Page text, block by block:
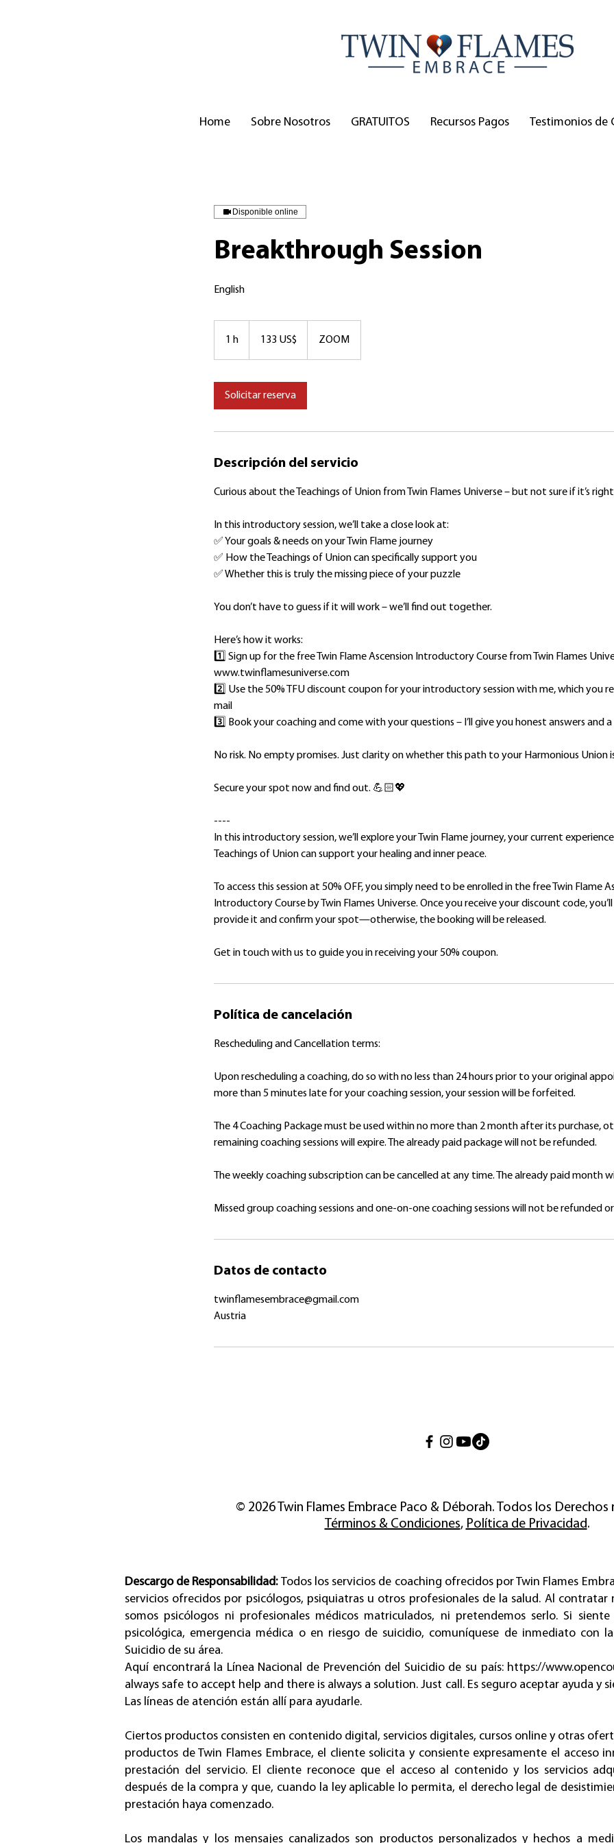
Home Sobre Nosotros GRATUITOS Recursos Pagos Testimonios de
Disponible online
Breakthrough Session
English
1 h
estadounidenses
133 US$ ZOOM
Solicitar reserva
Descripción del servicio
Curious about the Teachings of Union from Twin Flames Universe – but not sure if it’s
In this introductory session, we’ll take a close look at:
✅ Your goals & needs on your Twin Flame journey
✅ How the Teachings of Union can specifically support you
✅ Whether this is truly the missing piece of your puzzle
You don’t have to guess if it will work – we’ll find out together.
Here’s how it works:
1️⃣ Sign up for the free Twin Flame Ascension Introductory Course from Twin Flames
www.twinflamesuniverse.com
2️⃣ Use the 50% TFU discount coupon for your introductory session with me, which you
mail
3️⃣ Book your coaching and come with your questions – I’ll give you honest answers and
No risk. No empty promises. Just clarity on whether this path to your Harmonious Union
Secure your spot now and find out. 💪🏻💖
----
In this introductory session, we’ll explore your Twin Flame journey, your current
Teachings of Union can support your healing and inner peace.
To access this session at 50% OFF, you simply need to be enrolled in the free Twin Flame
Introductory Course by Twin Flames Universe. Once you receive your discount code,
provide it and confirm your spot—otherwise, the booking will be released.
Get in touch with us to guide you in receiving your 50% coupon.
Política de cancelación
Rescheduling and Cancellation terms:
Upon rescheduling a coaching, do so with no less than 24 hours prior to your original
more than 5 minutes late for your coaching session, your session will be forfeited.
The 4 Coaching Package must be used within no more than 2 month after its purchase,
remaining coaching sessions will expire. The already paid package will not be refunded.
The weekly coaching subscription can be cancelled at any time. The already paid month
Missed group coaching sessions and one-on-one coaching sessions will not be refunded
Datos de contacto
twinflamesembrace@gmail.com
Austria
© 2026 Twin Flames Embrace Paco & Déborah. Todos los Derechos
Términos & Condiciones, Política de Privacidad.
Descargo de Responsabilidad: Todos los servicios de coaching ofrecidos por Twin Flames
servicios ofrecidos por psicólogos, psiquiatras u otros profesionales de la salud. Al contratar
somos psicólogos ni profesionales médicos matriculados, ni pretendemos serlo. Si
psicológica, emergencia médica o en riesgo de suicidio, comuníquese de inmediato con
Suicidio de su área.
Aquí encontrará la Línea Nacional de Prevención del Suicidio de su país: https://
always safe to accept help and there is always a solution. Just call. Es seguro aceptar ayuda y
Las líneas de atención están allí para ayudarle.
Ciertos productos consisten en contenido digital, servicios digitales, cursos online y otras
productos de Twin Flames Embrace, el cliente solicita y consiente expresamente el acceso
prestación del servicio. El cliente reconoce que el acceso al contenido y los servicios
después de la compra y que, cuando la ley aplicable lo permita, el derecho legal de
prestación haya comenzado.
Los mandalas y los mensajes canalizados son productos personalizados y hechos a